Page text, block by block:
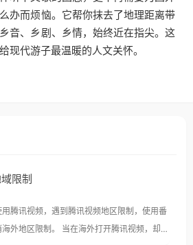
办而烦恼。它帮你抹去了地理距离带
音、乡剧、乡情，始终近在指尖。这
现代游子最温暖的人文关怀。
限制
用腾讯视频，遇到腾讯视频地区限制，使用番
制。 当在海外打开腾讯视频，却突